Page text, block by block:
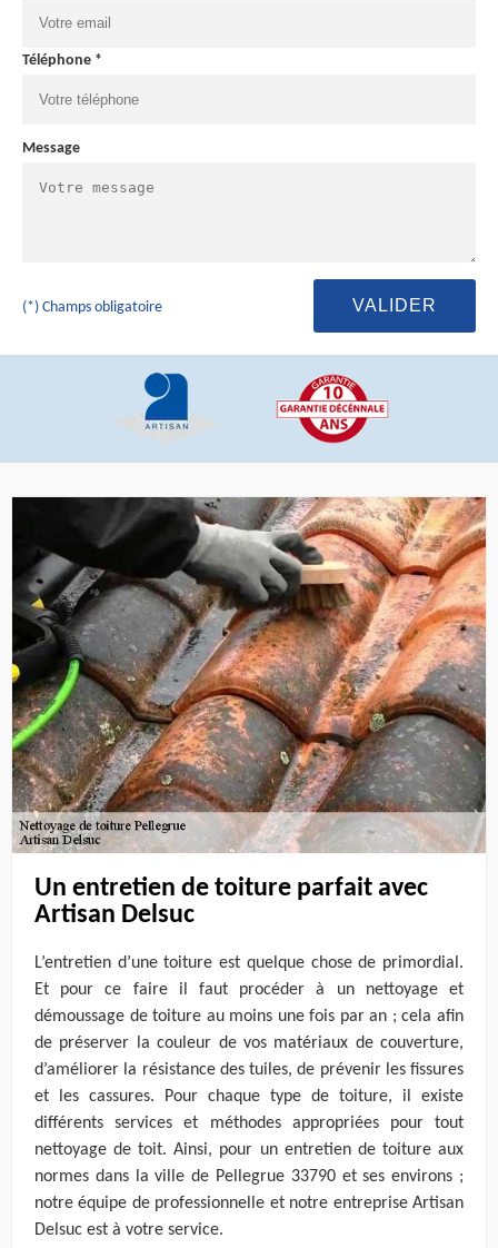
Téléphone *
Message
(*) Champs obligatoire
Un entretien de toiture parfait avec
Artisan Delsuc
L’entretien d’une toiture est quelque chose de primordial.
Et pour ce faire il faut procéder à un nettoyage et
démoussage de toiture au moins une fois par an ; cela afin
de préserver la couleur de vos matériaux de couverture,
d’améliorer la résistance des tuiles, de prévenir les fissures
et les cassures. Pour chaque type de toiture, il existe
différents services et méthodes appropriées pour tout
nettoyage de toit. Ainsi, pour un entretien de toiture aux
normes dans la ville de Pellegrue 33790 et ses environs ;
notre équipe de professionnelle et notre entreprise Artisan
Delsuc est à votre service.